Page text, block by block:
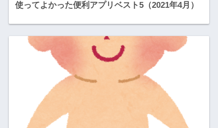
使ってよかった便利アプリベスト5（2021年4月）